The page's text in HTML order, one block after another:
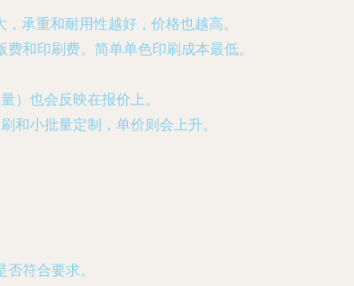
承重和耐用性越好，价格也越高。
和印刷费。简单单色印刷成本最低。
）也会反映在报价上。
和小批量定制，单价则会上升。
符合要求。